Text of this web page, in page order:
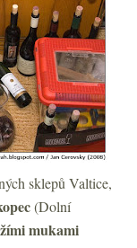
sklepů Valtice,
(Dolní
mukami